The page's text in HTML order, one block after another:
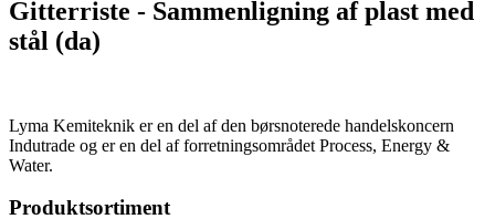
Gitterriste - Sammenligning af plast med
stål (da)
Lyma Kemiteknik er en del af den børsnoterede handelskoncern
Indutrade og er en del af forretningsområdet Process, Energy &
Water.
Produktsortiment